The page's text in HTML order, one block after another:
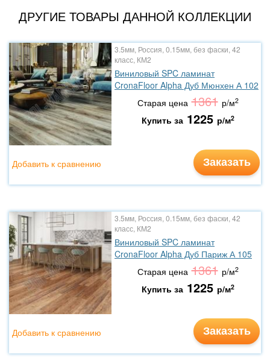
ДРУГИЕ ТОВАРЫ ДАННОЙ КОЛЛЕКЦИИ
3.5мм, Россия, 0.15мм, без фаски, 42
класс, КМ2
Виниловый SPC ламинат
CronaFloor Alpha Дуб Мюнхен А 102
Старая цена 1361 р/м2
Купить за 1225 р/м2
Заказать
Добавить к сравнению
3.5мм, Россия, 0.15мм, без фаски, 42
класс, КМ2
Виниловый SPC ламинат
CronaFloor Alpha Дуб Париж А 105
Старая цена 1361 р/м2
Купить за 1225 р/м2
Заказать
Добавить к сравнению